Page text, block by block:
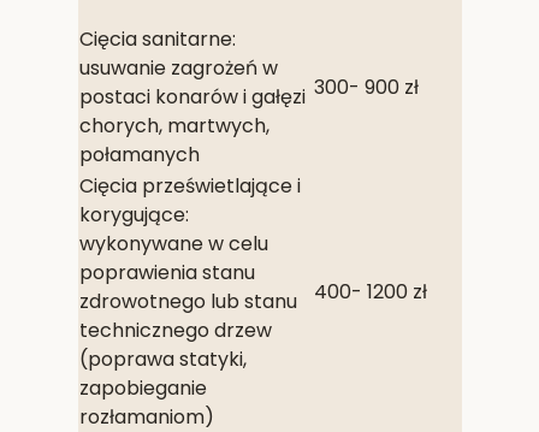
Cięcia sanitarne:
usuwanie zagrożeń w
postaci konarów i gałęzi
chorych, martwych,
połamanych
300- 900 zł
Cięcia prześwietlające i
korygujące:
wykonywane w celu
poprawienia stanu
zdrowotnego lub stanu
technicznego drzew
(poprawa statyki,
zapobieganie
rozłamaniom)
400- 1200 zł